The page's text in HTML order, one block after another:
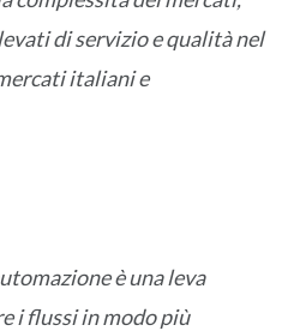
di servizio e qualità nel
italiani e
è una leva
i flussi in modo più